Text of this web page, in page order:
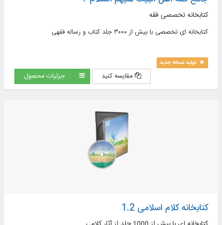
کتابخانه تخصصی فقه
کتابخانه ای تخصصی با بیش از ۳۰۰۰ جلد کتاب و رساله فقهی
تولید نسخه جدید
مقایسه کنید جزئیات محصول
کتابخانه کلام اسلامی 1.2